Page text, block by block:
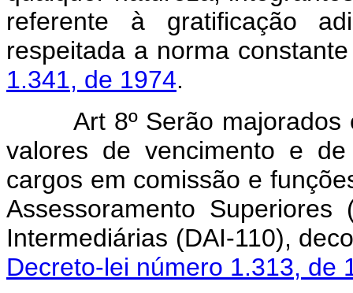
referente à gratificação
respeitada a norma
1.341, de 1974.
Art 8º Serão
valores de vencimento e
cargos em comissão e
Assessoramento
Intermediárias (DAI-110),
Decreto-lei número 1.313, de